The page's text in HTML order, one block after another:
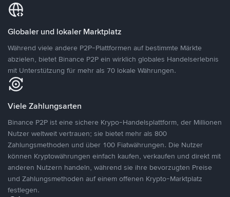
Globaler und lokaler Marktplatz
Während viele andere P2P-Plattformen auf bestimmte Märkte
abzielen, bietet Binance P2P ein wirklich globales Handelserlebnis
mit Unterstützung für mehr als 70 lokale Währungen.
Viele Zahlungsarten
Binance P2P ist eine sichere Krypo-Handelsplattform, der Millionen
Nutzer weltweit vertrauen; sie bietet mehr als 800
Zahlungsmethoden und über 100 Fiatwährungen. Die Nutzer
können Kryptowährungen einfach kaufen, verkaufen und direkt mit
anderen Nutzern handeln, während sie ihre bevorzugten Preise
und Zahlungsmethoden auf einem offenen Krypto-Marktplatz
festlegen.